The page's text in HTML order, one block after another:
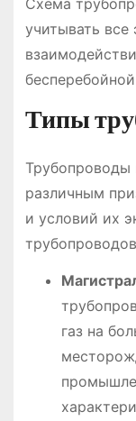
Схема
учитывать
Типы
Трубопроводы
различным
и условий их
трубопроводов
газ на